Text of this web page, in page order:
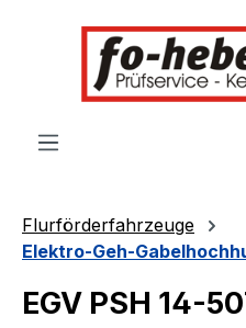
springen
Flurförderfahrzeuge
Elektro-Geh-
EGV PSH 14-